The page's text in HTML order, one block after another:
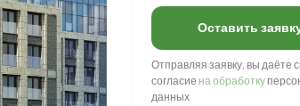
Оставить
Отправляя заявку, вы даёте
согласие на обработку
данных